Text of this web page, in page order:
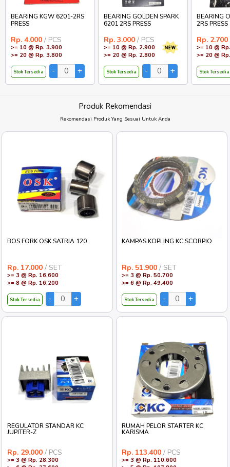
BEARING KGW 6201-2RS
PRESS
Rp. 4.000 / PCS
>= 10 @ Rp. 3.900
>= 20 @ Rp. 3.800
Stok Tersedia
BEARING GOLDEN SPARK
6201 2RS PRESS
Rp. 3.000 / PCS
>= 10 @ Rp. 2.900
>= 20 @ Rp. 2.800
Stok Tersedia
BEARING
2RS PRESS
Rp. 2.700
>= 10 @
>= 20 @
Stok Tersedia
Produk Rekomendasi
Rekomendasi Produk Yang Sesuai Untuk Anda
BOS FORK OSK SATRIA 120
Rp. 17.000 / SET
>= 3 @ Rp. 16.600
>= 8 @ Rp. 16.200
Stok Tersedia
KAMPAS KOPLING KC SCORPIO
Rp. 51.900 / SET
>= 3 @ Rp. 50.700
>= 6 @ Rp. 49.400
Stok Tersedia
REGULATOR STANDAR KC
JUPITER-Z
Rp. 29.000 / PCS
>= 3 @ Rp. 28.300
RUMAH PELOR STARTER KC
KARISMA
Rp. 113.400 / PCS
>= 3 @ Rp. 110.600